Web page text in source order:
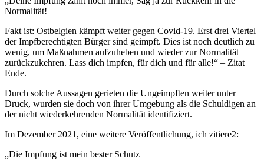
Normalität!
Fakt ist: Ostbelgien kämpft weiter gegen Covid-19. Erst drei Viertel
der Impfberechtigten Bürger sind geimpft. Dies ist noch deutlich zu
wenig, um Maßnahmen aufzuheben und wieder zur Normalität
zurückzukehren. Lass dich impfen, für dich und für alle!“ – Zitat
Ende.
Durch solche Aussagen gerieten die Ungeimpften weiter unter
Druck, wurden sie doch von ihrer Umgebung als die Schuldigen an
der nicht wiederkehrenden Normalität identifiziert.
Im Dezember 2021, eine weitere Veröffentlichung, ich zitiere2:
„Die Impfung ist mein bester Schutz